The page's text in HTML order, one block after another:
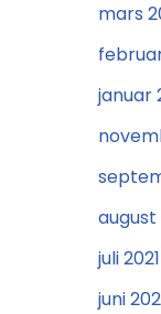
mars
januar
august
juli 2021
juni